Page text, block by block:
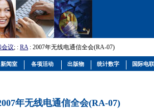
会议; : RA: 2007年无线电通信全会(RA-07)
年无线电通信全会(RA-07)
新闻室 各项活动 出版物 统计数字 国际电